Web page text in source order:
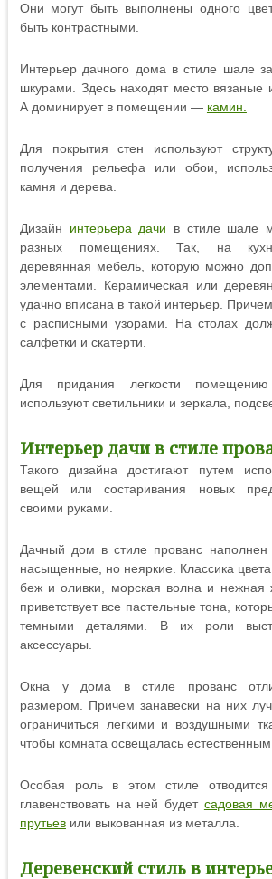
Они могут быть выполнены одного
быть контрастными.
Интерьер дачного дома в стиле шале
шкурами. Здесь находят место вязаные
А доминирует в помещении — камин.
Для покрытия стен используют
получения рельефа или обои,
камня и дерева.
Дизайн интерьера дачи в стиле шале
разных помещениях. Так, на
деревянная мебель, которую можно
элементами. Керамическая или
удачно вписана в такой интерьер.
с расписными узорами. На столах
салфетки и скатерти.
Для придания легкости
используют светильники и зеркала,
Интерьер дачи в стиле
Такого дизайна достигают путем
вещей или состаривания новых
своими руками.
Дачный дом в стиле прованс наполнен
насыщенные, но неяркие. Классика
беж и оливки, морская волна и нежная
приветствует все пастельные тона,
темными деталями. В их роли
аксессуары.
Окна у дома в стиле прованс
размером. Причем занавески на них
ограничиться легкими и воздушными
чтобы комната освещалась
Особая роль в этом стиле
главенствовать на ней будет садовая
прутьевили выкованная из металла.
Деревенский стиль в